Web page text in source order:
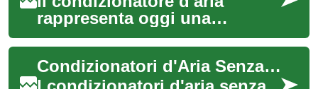
rappresenta oggi una
soluzione essenziale per
garantire il comfort abitativo
durante tutto l...
Condizionatori d'Aria Senza Tubature: Comfort ed Efficienza per la Tua Casa